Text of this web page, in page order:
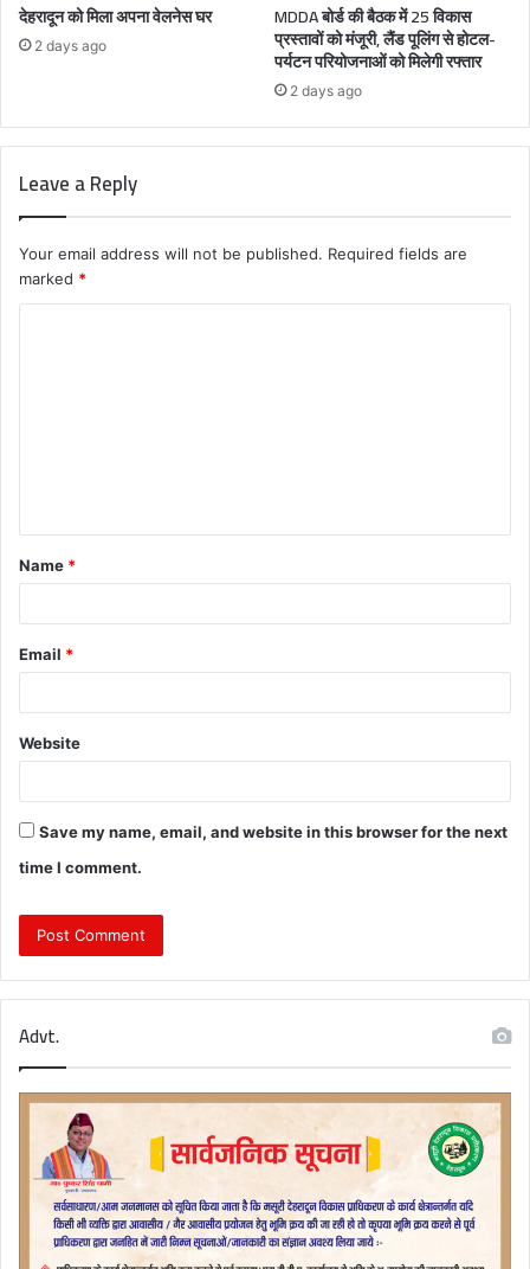
देहरादून को मिला अपना वेलनेस घर
2 days ago
MDDA बोर्ड की बैठक में 25 विकास
प्रस्तावों को मंजूरी, लैंड पूलिंग से होटल-
पर्यटन परियोजनाओं को मिलेगी रफ्तार
2 days ago
Leave a Reply
Your email address will not be published. Required fields are
marked *
t
*
Name *
Email *
Website
Save my name, email, and website in this browser for the next
time I comment.
Advt.